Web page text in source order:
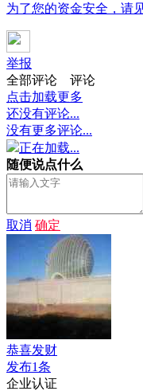
为了您的资金安全，请
举报
全部评论
评论
点击加载更多
还没有评论...
没有更多评论...
正在加载...
随便说点什么
取消 确定
恭喜发财
发布1条
企业认证